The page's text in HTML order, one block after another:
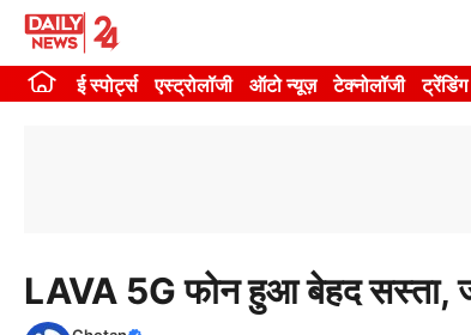
Skip
contentई स्पोर्ट्स एस्ट्रोलॉजी ऑटो न्यूज़ टेक्नोलॉजी
LAVA 5G फोन हुआ बेहद सस्ता,